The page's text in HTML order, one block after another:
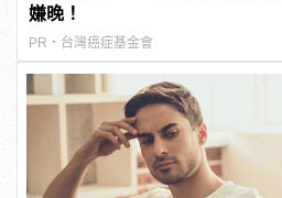
嫌晚！
PR・台灣癌症基金會